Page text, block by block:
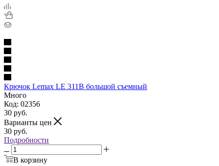
Крючок Lemax LE 311B большой съемный
Много
Код: 02356
30 руб.
Варианты цен
30 руб.
Подробности
В корзину